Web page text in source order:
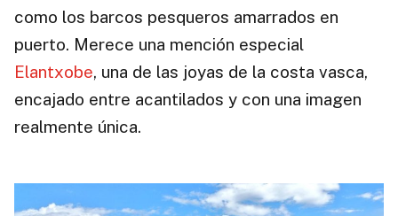
como los barcos pesqueros amarrados en
puerto. Merece una mención especial
Elantxobe, una de las joyas de la costa vasca,
encajado entre acantilados y con una imagen
realmente única.